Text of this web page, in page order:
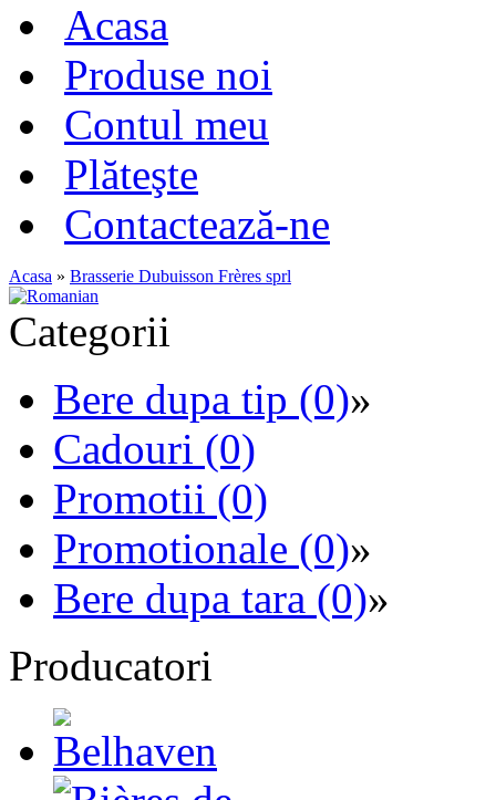
Acasa
Produse noi
Contul meu
Plăteşte
Contactează-ne
Acasa » Brasserie Dubuisson Frères sprl
Categorii
Bere dupa tip (0)»
Cadouri (0)
Promotii (0)
Promotionale (0)»
Bere dupa tara (0)»
Producatori